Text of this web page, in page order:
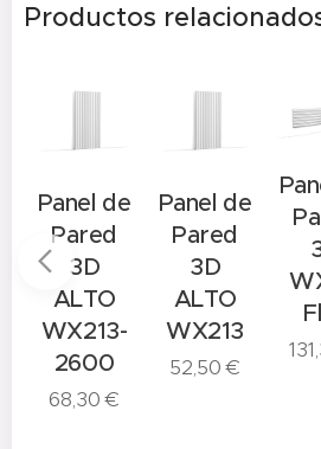
Productos
Panel de
Pared
3D
ALTO
WX213-
2600
68,30€
Panel de
Pared
3D
ALTO
WX213
52,50€